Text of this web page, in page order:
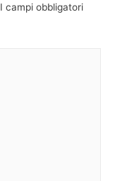
I campi obbligatori